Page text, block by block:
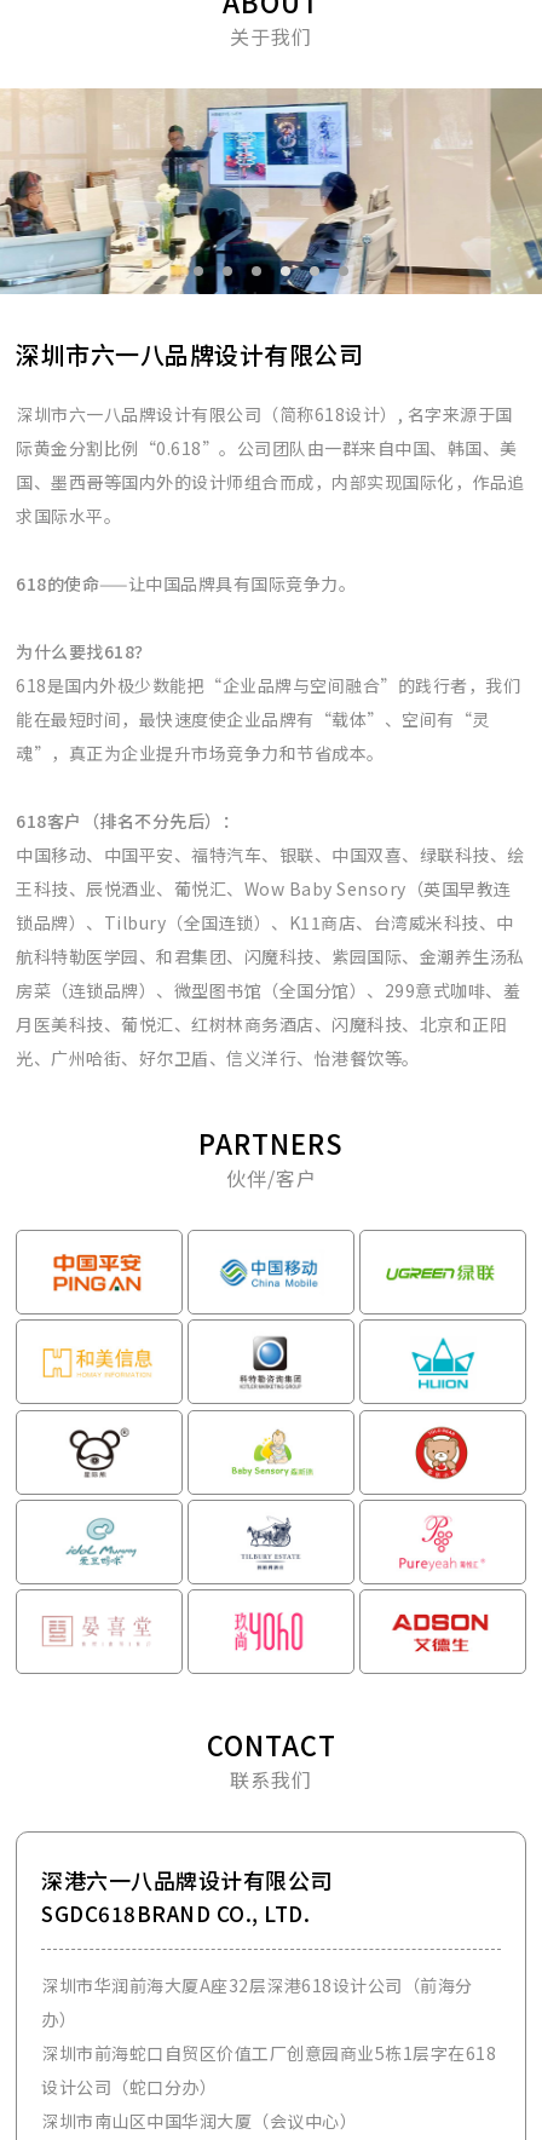
关于我们
深圳市六一八品牌设计有限公司
深圳市六一八品牌设计有限公司（简称618设计）, 名字来源于国
际黄金分割比例“0.618”。公司团队由一群来自中国、韩国、美
国、墨西哥等国内外的设计师组合而成，内部实现国际化，作品追
求国际水平。
618的使命——让中国品牌具有国际竞争力。
为什么要找618？
618是国内外极少数能把“企业品牌与空间融合”的践行者，我们
能在最短时间，最快速度使企业品牌有“载体”、空间有“灵
魂”，真正为企业提升市场竞争力和节省成本。
618客户（排名不分先后）：
中国移动、中国平安、福特汽车、银联、中国双喜、绿联科技、绘
王科技、辰悦酒业、葡悦汇、Wow Baby Sensory（英国早教连
锁品牌）、Tilbury（全国连锁）、K11商店、台湾威米科技、中
航科特勒医学园、和君集团、闪魔科技、紫园国际、金潮养生汤私
房菜（连锁品牌）、微型图书馆（全国分馆）、299意式咖啡、羞
月医美科技、葡悦汇、红树林商务酒店、闪魔科技、北京和正阳
光、广州哈街、好尔卫盾、信义洋行、怡港餐饮等。
PARTNERS
伙伴/客户
CONTACT
联系我们
深港六一八品牌设计有限公司
SGDC618BRAND CO., LTD.
深圳市华润前海大厦A座32层深港618设计公司（前海分
办）
深圳市前海蛇口自贸区价值工厂创意园商业5栋1层字在618
设计公司（蛇口分办）
深圳市南山区中国华润大厦（会议中心）